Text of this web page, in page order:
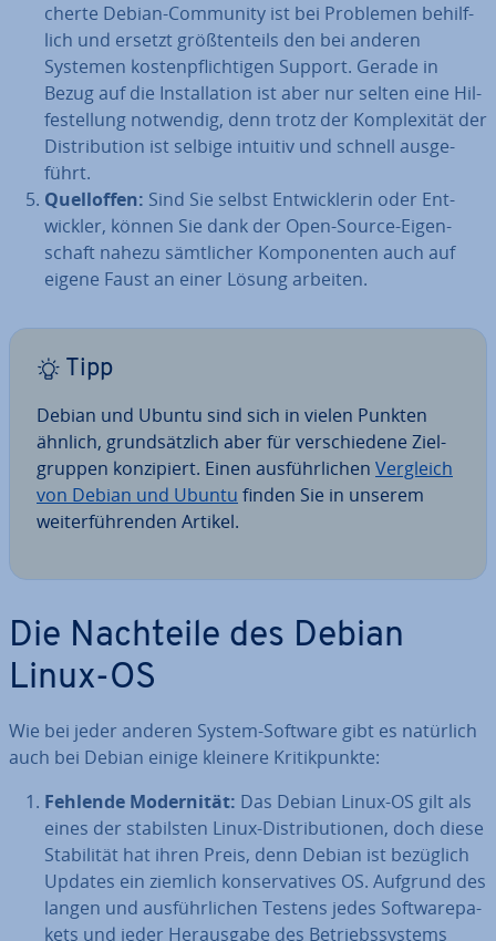
cher­te Debian-Community ist bei Problemen be­hilf­
lich und ersetzt größ­ten­teils den bei anderen
Systemen kos­ten­pflich­ti­gen Support. Gerade in
Bezug auf die In­stal­la­ti­on ist aber nur selten eine Hil­
fe­stel­lung notwendig, denn trotz der Kom­ple­xi­tät der
Dis­tri­bu­ti­on ist selbige intuitiv und schnell aus­ge­
führt.
Quell­of­fen: Sind Sie selbst Ent­wick­le­rin oder Ent­
wick­ler, können Sie dank der Open-Source-Ei­gen­
schaft nahezu sämt­li­cher Kom­po­nen­ten auch auf
eigene Faust an einer Lösung arbeiten.
Tipp
Debian und Ubuntu sind sich in vielen Punkten
ähnlich, grund­sätz­lich aber für ver­schie­de­ne Ziel­
grup­pen kon­zi­piert. Einen aus­führ­li­chen Vergleich
von Debian und Ubuntu finden Sie in unserem
wei­ter­füh­ren­den Artikel.
Die Nachteile des Debian
Linux-OS
Wie bei jeder anderen System-Software gibt es natürlich
auch bei Debian einige kleinere Kri­tik­punk­te:
Fehlende Mo­der­ni­tät: Das Debian Linux-OS gilt als
eines der sta­bils­ten Linux-Dis­tri­bu­tio­nen, doch diese
Sta­bi­li­tät hat ihren Preis, denn Debian ist bezüglich
Updates ein ziemlich kon­ser­va­ti­ves OS. Aufgrund des
langen und aus­führ­li­chen Testens jedes Soft­ware­pa­
kets und jeder Her­aus­ga­be des Be­triebs­sys­tems